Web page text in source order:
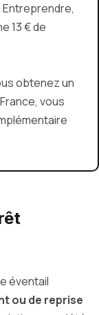
Entreprendre,
13 € de
obtenez un
vous
éventail
ou de reprise